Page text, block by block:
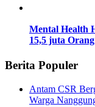
Mental Health
15,5 juta Orang
Berita Populer
Antam CSR
Warga